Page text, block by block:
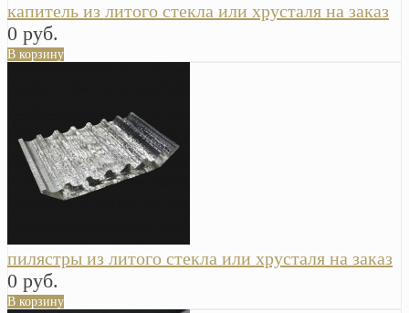
капитель из литого стекла или хрусталя на заказ
0 руб.
В корзину
пилястры из литого стекла или хрусталя на заказ
0 руб.
В корзину